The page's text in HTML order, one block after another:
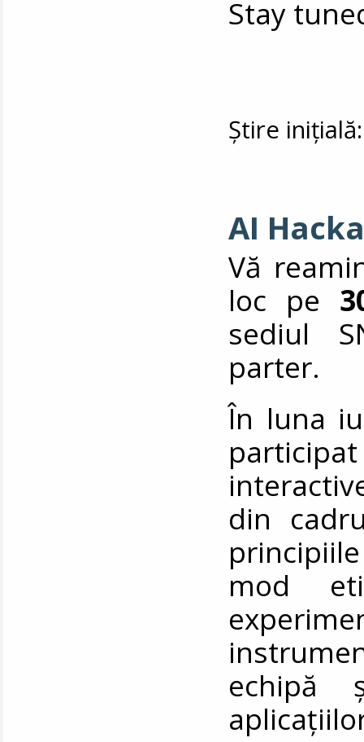
Stay
Știre
AI
Vă
loc pe
sediul
parter.
În luna
din
mod
echipă